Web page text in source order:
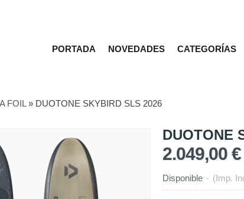
PORTADA NOVEDADES CATEGORÍAS
FOIL» DUOTONE SKYBIRD SLS 2026
DUOTONE
2.049,00 €
Disponible - (Imp.